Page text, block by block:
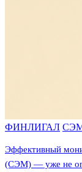
ФИНЛИГАЛ СЭМ
Эффективный
(СЭМ) — уже не